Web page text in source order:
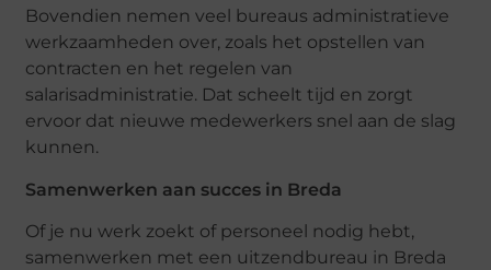
Bovendien nemen veel bureaus administratieve
werkzaamheden over, zoals het opstellen van
contracten en het regelen van
salarisadministratie. Dat scheelt tijd en zorgt
ervoor dat nieuwe medewerkers snel aan de slag
kunnen.
Samenwerken aan succes in Breda
Of je nu werk zoekt of personeel nodig hebt,
samenwerken met een uitzendbureau in Breda